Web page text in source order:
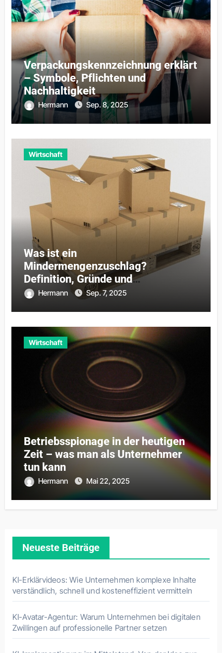
Verpackungskennzeichnung erklärt
– Symbole, Pflichten und
Nachhaltigkeit
Hermann Sep. 8, 2025
Wirtschaft
Was ist ein
Mindermengenzuschlag?
Definition, Gründe und
Praxisbeispiele
Hermann Sep. 7, 2025
Wirtschaft
Betriebsspionage in der heutigen
Zeit – was man als Unternehmer
tun kann
Hermann Mai 22, 2025
Neueste Beiträge
KI-Erklärvideos: Wie Unternehmen komplexe Inhalte
verständlich, schnell und kosteneffizient vermitteln
KI-Avatar-Agentur: Warum Unternehmen bei digitalen
Zwillingen auf professionelle Partner setzen